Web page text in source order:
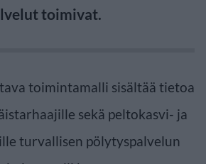
toimivat.
toimintamalli sisältää tietoa
sekä peltokasvi- ja
turvallisen pölytyspalvelun